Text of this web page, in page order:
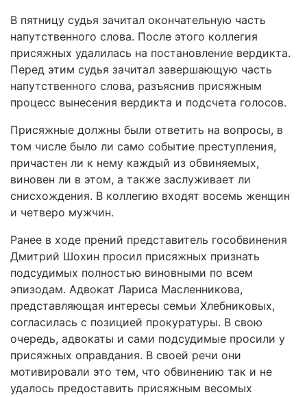
В пятницу судья зачитал окончательную часть
напутственного слова. После этого коллегия
присяжных удалилась на постановление вердикта.
Перед этим судья зачитал завершающую часть
напутственного слова, разъяснив присяжным
процесс вынесения вердикта и подсчета голосов.
Присяжные должны были ответить на вопросы, в
том числе было ли само событие преступления,
причастен ли к нему каждый из обвиняемых,
виновен ли в этом, а также заслуживает ли
снисхождения. В коллегию входят восемь женщин
и четверо мужчин.
Ранее в ходе прений представитель гособвинения
Дмитрий Шохин просил присяжных признать
подсудимых полностью виновными по всем
эпизодам. Адвокат Лариса Масленникова,
представляющая интересы семьи Хлебниковых,
согласилась с позицией прокуратуры. В свою
очередь, адвокаты и сами подсудимые просили у
присяжных оправдания. В своей речи они
мотивировали это тем, что обвинению так и не
удалось предоставить присяжным весомых